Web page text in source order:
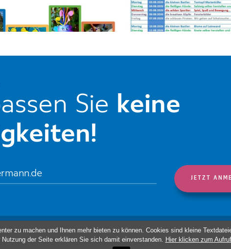
Sie keine
Datenschutzregelung Erklärung zur Barrierefreiheit
zu machen und Ihnen mehr bieten zu können. Cookies sind kleine
der Seite erklären Sie sich damit einverstanden. Hier klicken zum